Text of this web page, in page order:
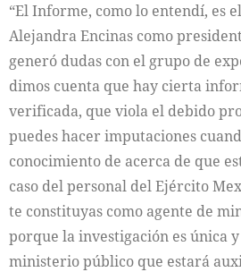
“El Informe, como lo entendí, es
Alejandra Encinas como
generó dudas con el grupo de
dimos cuenta que hay cierta
verificada, que viola el debido
puedes hacer imputaciones
conocimiento de acerca de que
caso del personal del Ejército
te constituyas como agente de
porque la investigación es única
ministerio público que estará